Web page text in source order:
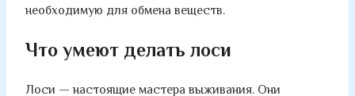
необходимую для обмена веществ.
Что умеют делать лоси
Лоси — настоящие мастера выживания. Они